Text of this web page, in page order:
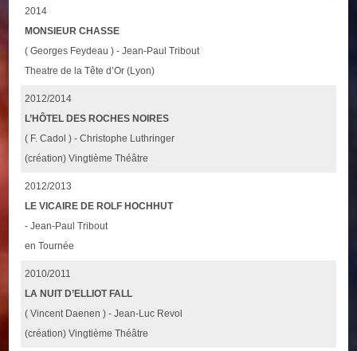
2014
MONSIEUR CHASSE
( Georges Feydeau ) - Jean-Paul Tribout
Theatre de la Tête d’Or (Lyon)
2012/2014
L’HÔTEL DES ROCHES NOIRES
( F. Cadol ) - Christophe Luthringer
(création) Vingtième Théâtre
2012/2013
LE VICAIRE DE ROLF HOCHHUT
- Jean-Paul Tribout
en Tournée
2010/2011
LA NUIT D’ELLIOT FALL
( Vincent Daenen ) - Jean-Luc Revol
(création) Vingtième Théâtre